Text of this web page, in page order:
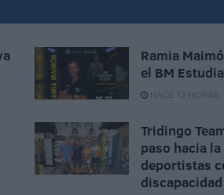
Ramia
el BM
HACE 13 HORAS
Tridingo
paso hacia
deportistas